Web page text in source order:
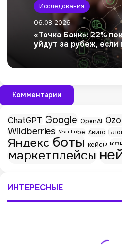
Исследования
06.08.2026
«Точка Банк»: 22%
уйдут за рубеж, если
Комментарии
ChatGPT Google OpenAI
Wildberries YouTube Авито
Яндекс боты кейсы
маркетплейсы
ИНТЕРЕСНЫЕ